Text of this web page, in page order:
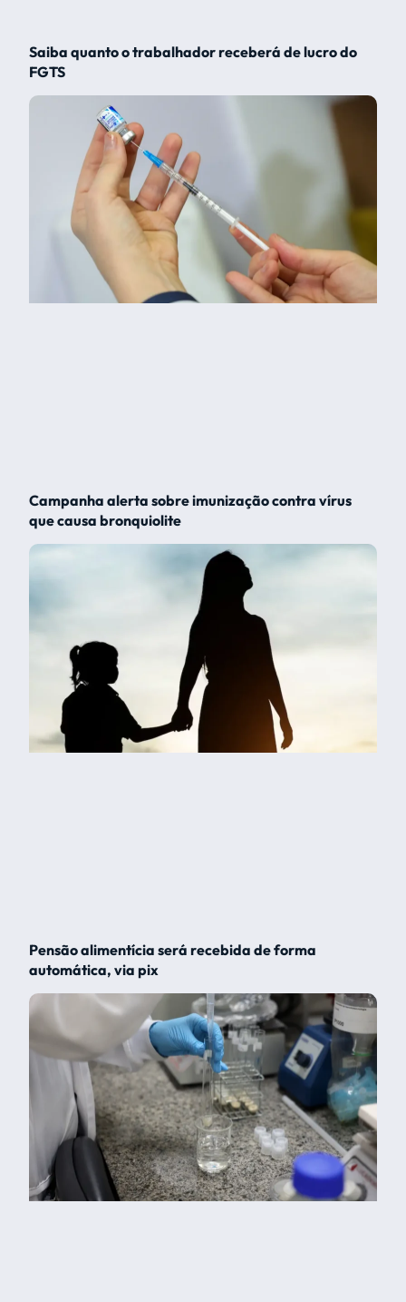
Saiba quanto o trabalhador receberá de lucro do
FGTS
Campanha alerta sobre imunização contra vírus
que causa bronquiolite
Pensão alimentícia será recebida de forma
automática, via pix